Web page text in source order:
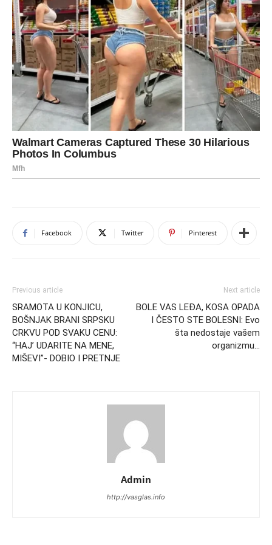
Facebook Twitter Pinterest
Previous article
SRAMOTA U KONJICU,
BOŠNJAK BRANI SRPSKU
CRKVU POD SVAKU CENU:
“HAJ’ UDARITE NA MENE,
MIŠEVI”- DOBIO I PRETNJE
Next article
BOLE VAS LEĐA, KOSA OPADA
I ČESTO STE BOLESNI: Evo
šta nedostaje vašem
organizmu…
Admin
http://vasglas.info